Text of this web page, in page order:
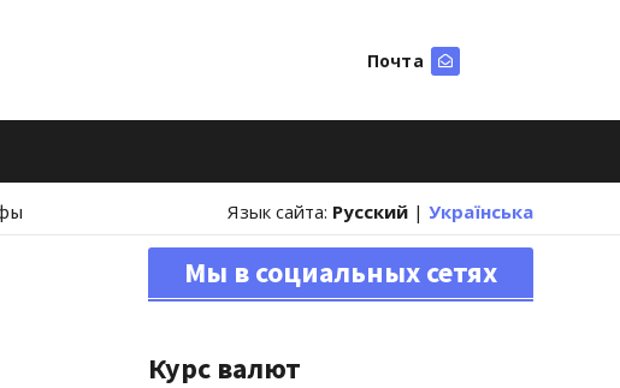
Почта
Язык сайта: Русский | Українська
Мы в социальных сетях
Курс валют